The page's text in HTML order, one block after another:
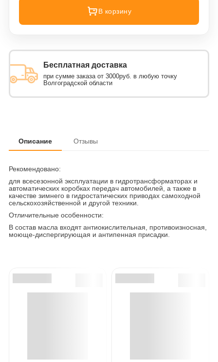
В корзину
Бесплатная доставка
при сумме заказа от 3000руб. в любую точку
Волгоградской области
Описание Отзывы
Рекомендовано:
для всесезонной эксплуатации в гидротрансформаторах и
автоматических коробках передач автомобилей, а также в
качестве зимнего в гидростатических приводах самоходной
сельскохозяйственной и другой техники.
Отличительные особенности:
В состав масла входят антиокислительная, противоизносная,
моюще-диспергирующая и антипенная присадки.